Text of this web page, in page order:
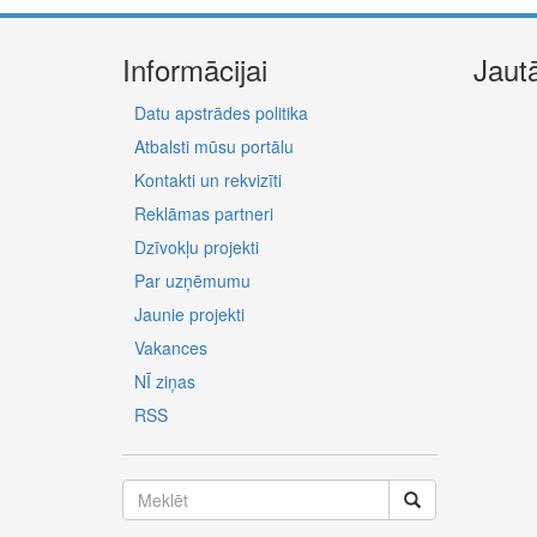
Informācijai
Datu apstrādes politika
Atbalsti mūsu portālu
Kontakti un rekvizīti
Reklāmas partneri
Dzīvokļu projekti
Par uzņēmumu
Jaunie projekti
Vakances
NĪ ziņas
RSS